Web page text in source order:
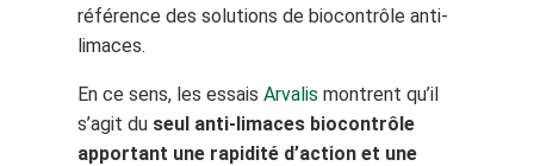
référence des solutions de biocontrôle anti-
limaces.
En ce sens, les essais Arvalis montrent qu’il
s’agit duseul anti-limaces biocontrôle
apportant une rapidité d’action et une